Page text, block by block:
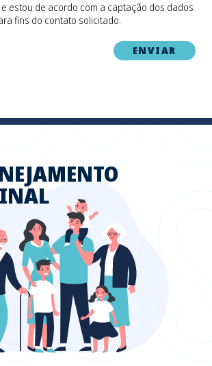
estou de acordo com a captação dos dados
fins do contato solicitado.